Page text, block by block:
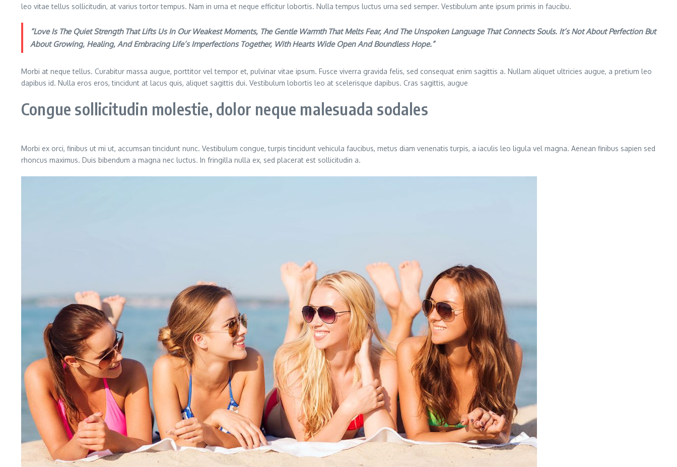
leo vitae tellus sollicitudin, at varius tortor tempus. Nam in urna et neque efficitur lobortis. Nulla tempus luctus urna sed semper. Vestibulum ante ipsum primis in faucibu.
“Love Is The Quiet Strength That Lifts Us In Our Weakest Moments, The Gentle Warmth That Melts Fear, And The Unspoken Language That Connects Souls. It’s Not About Perfection But
About Growing, Healing, And Embracing Life’s Imperfections Together, With Hearts Wide Open And Boundless Hope.”
Morbi at neque tellus. Curabitur massa augue, porttitor vel tempor et, pulvinar vitae ipsum. Fusce viverra gravida felis, sed consequat enim sagittis a. Nullam aliquet ultricies augue, a pretium leo
dapibus id. Nulla eros eros, tincidunt at lacus quis, aliquet sagittis dui. Vestibulum lobortis leo at scelerisque dapibus. Cras sagittis, augue
Congue sollicitudin molestie, dolor neque malesuada sodales
Morbi ex orci, finibus ut mi ut, accumsan tincidunt nunc. Vestibulum congue, turpis tincidunt vehicula faucibus, metus diam venenatis turpis, a iaculis leo ligula vel magna. Aenean finibus sapien sed
rhoncus maximus. Duis bibendum a magna nec luctus. In fringilla nulla ex, sed placerat est sollicitudin a.